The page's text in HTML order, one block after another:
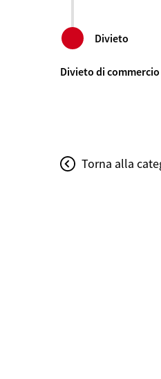
Divieto
Divieto di
Torna alla